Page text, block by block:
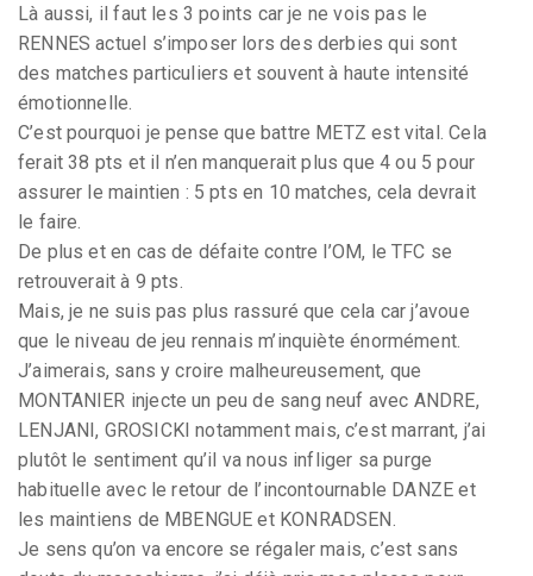
Là aussi, il faut les 3 points car je ne vois pas le
RENNES actuel s’imposer lors des derbies qui sont
des matches particuliers et souvent à haute intensité
émotionnelle.
C’est pourquoi je pense que battre METZ est vital. Cela
ferait 38 pts et il n’en manquerait plus que 4 ou 5 pour
assurer le maintien : 5 pts en 10 matches, cela devrait
le faire.
De plus et en cas de défaite contre l’OM, le TFC se
retrouverait à 9 pts.
Mais, je ne suis pas plus rassuré que cela car j’avoue
que le niveau de jeu rennais m’inquiète énormément.
J’aimerais, sans y croire malheureusement, que
MONTANIER injecte un peu de sang neuf avec ANDRE,
LENJANI, GROSICKI notamment mais, c’est marrant, j’ai
plutôt le sentiment qu’il va nous infliger sa purge
habituelle avec le retour de l’incontournable DANZE et
les maintiens de MBENGUE et KONRADSEN.
Je sens qu’on va encore se régaler mais, c’est sans